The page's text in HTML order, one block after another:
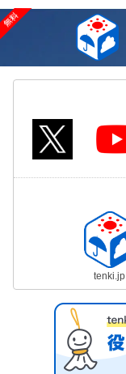
tenki.jp